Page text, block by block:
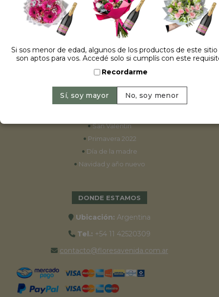
ESPECIALES
•Cumpleaños
•15 años
• Bodas
•Aniversarios
•Graduaciones
•San Valentín
• Primavera 2022
• Día de la madre
• Navidad y año nuevo
DONDE ESTAMOS
Ubicación: Argentina
Tel.: +54 11 42520309
contacto@floresavenida.com.ar
Si sos menor de edad, algunos de los productos de este
son aptos para vos. Accedé solo si cumplís con este
Recordarme